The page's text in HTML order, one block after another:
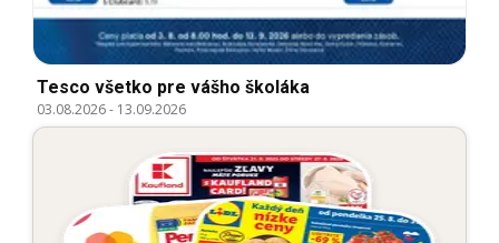
Tesco všetko pre vášho školáka
03.08.2026- 13.09.2026